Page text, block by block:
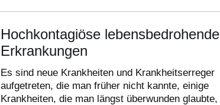
Hochkontagiöse lebensbedrohende
Erkrankungen
Es sind neue Krankheiten und Krankheitserreger
aufgetreten, die man früher nicht kannte, einige
Krankheiten, die man längst überwunden glaubte,